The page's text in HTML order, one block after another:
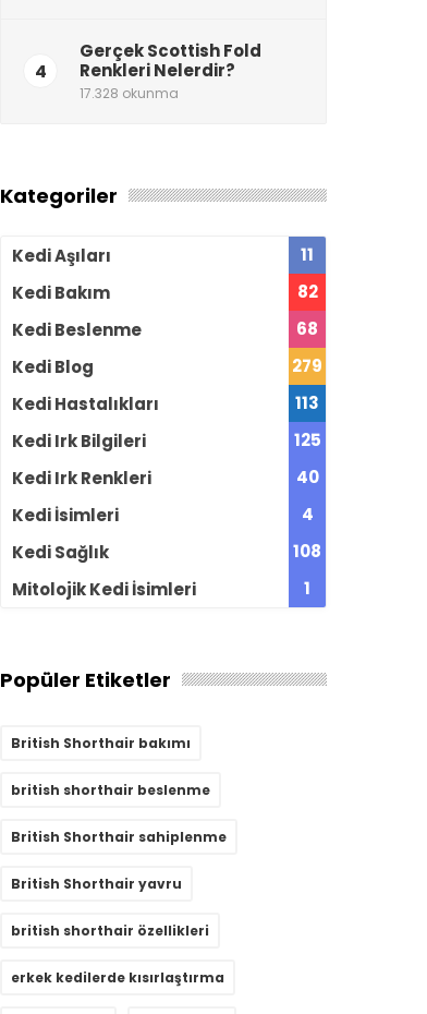
4
Gerçek Scottish Fold
Renkleri Nelerdir?
17.328 okunma
Kategoriler
Kedi Aşıları
11
Kedi Bakım
82
Kedi Beslenme
68
Kedi Blog
279
Kedi Hastalıkları
113
Kedi Irk Bilgileri
125
Kedi Irk Renkleri
40
Kedi İsimleri
4
Kedi Sağlık
108
Mitolojik Kedi İsimleri
1
Popüler Etiketler
British Shorthair bakımı
british shorthair beslenme
British Shorthair sahiplenme
British Shorthair yavru
british shorthair özellikleri
erkek kedilerde kısırlaştırma